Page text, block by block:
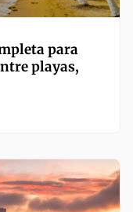
para
playas,